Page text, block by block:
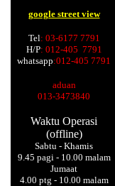
google street view
Tel: 03-6177 7791
H/P: 012-405 7791
whatsapp:012-405 7791
aduan
013-3473840
Waktu Operasi
(offline)
Sabtu - Khamis
9.45 pagi - 10.00 malam
Jumaat
4.00 ptg - 10.00 malam